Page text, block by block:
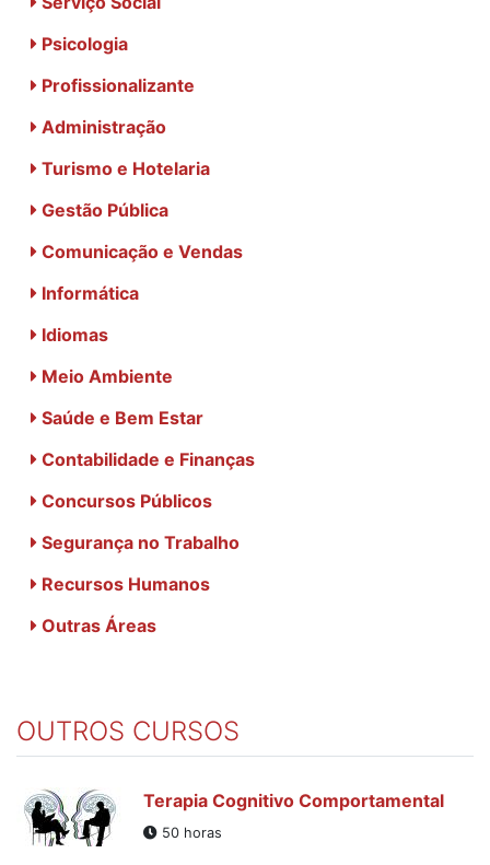
Psicologia
Profissionalizante
Administração
Turismo e Hotelaria
Gestão Pública
Comunicação e Vendas
Informática
Idiomas
Meio Ambiente
Saúde e Bem Estar
Contabilidade e Finanças
Concursos Públicos
Segurança no Trabalho
Recursos Humanos
Outras Áreas
OUTROS CURSOS
Terapia Cognitivo Comportamental
50 horas